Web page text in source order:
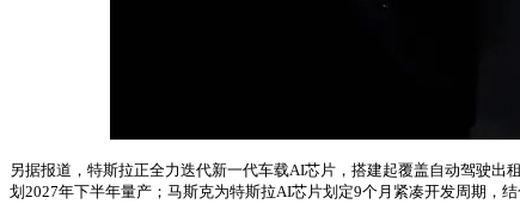
另据报道，特斯拉正全力迭代新一代车载AI芯片，搭建起覆盖自动驾驶
划2027年下半年量产；马斯克为特斯拉AI芯片划定9个月紧凑开发周期，